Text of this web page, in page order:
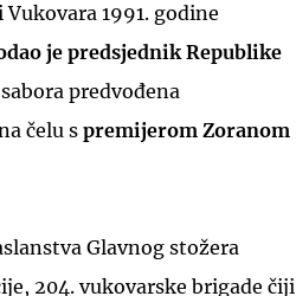
1991. godine
je predsjednik Republike
predvođena
čelu s premijerom Zoranom
Glavnog stožera
204. vukovarske brigade čiji